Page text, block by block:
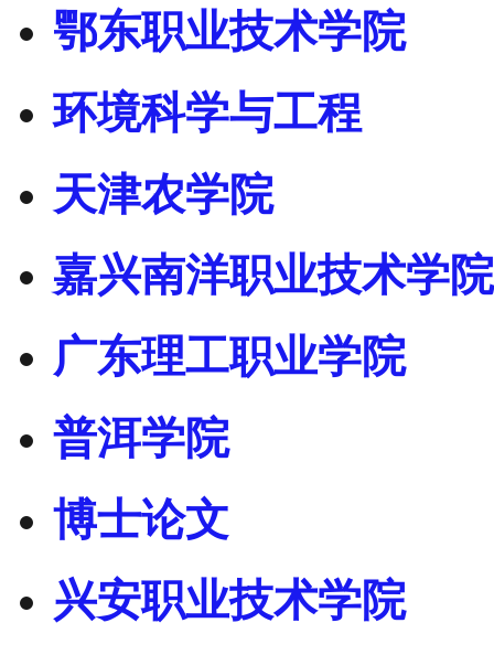
鄂东职业技术学院
环境科学与工程
天津农学院
嘉兴南洋职业技术学院
广东理工职业学院
普洱学院
博士论文
兴安职业技术学院